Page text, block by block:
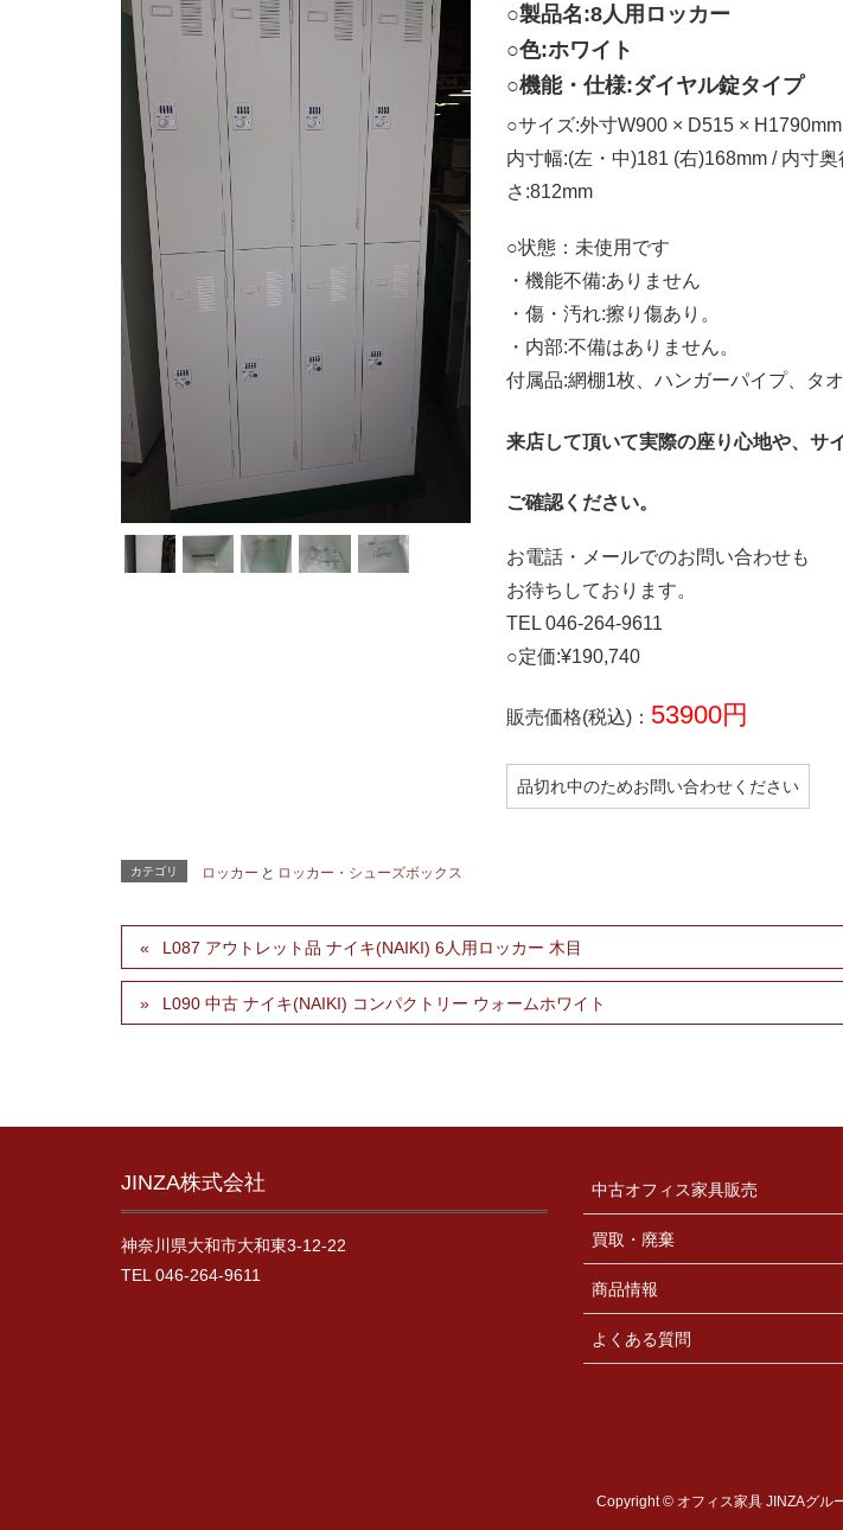
○製品名:8人用ロッカー
○色:ホワイト
○機能・仕様:ダイヤル錠タイプ
○サイズ:外寸W900 × D515 × H1790mm
内寸幅:(左・中)181 (右)168mm / 内寸
さ:812mm
○状態：未使用です
・機能不備:ありません
・傷・汚れ:擦り傷あり。
・内部:不備はありません。
付属品:網棚1枚、ハンガーパイプ、タ
来店して頂いて実際の座り心地や、サ
ご確認ください。
お電話・メールでのお問い合わせも
お待ちしております。
TEL 046-264-9611
○定価:¥190,740
販売価格(税込)： 53900円
品切れ中のためお問い合わせください
カテゴリ ロッカー と ロッカー・シューズボックス
L087 アウトレット品 ナイキ(NAIKI) 6人用ロッカー 木目
L090 中古 ナイキ(NAIKI) コンパクトリー ウォームホワイト
JINZA株式会社
神奈川県大和市大和東3-12-22
TEL 046-264-9611
中古オフィス家具販売
買取・廃棄
商品情報
よくある質問
Copyright © オフィス家具 JINZAグル